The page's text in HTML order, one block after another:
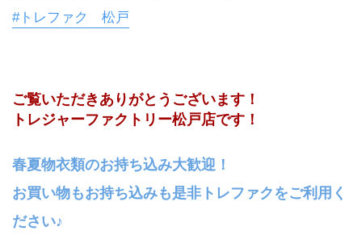
#トレファク 松戸
ご覧いただきありがとうございます！
トレジャーファクトリー松戸店です！
春夏物衣類のお持ち込み大歓迎！
お買い物もお持ち込みも是非トレファクをご利用く
ださい♪